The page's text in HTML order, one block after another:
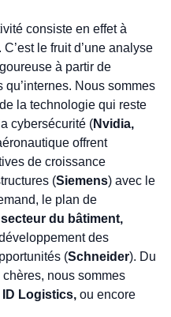
consiste en effet à
le fruit d’une analyse
à partir de
Nous sommes
la technologie qui reste
cybersécurité (Nvidia,
offrent
de croissance
(Siemens) avec le
le plan de
secteur du bâtiment,
des
(Schneider). Du
nous sommes
ID Logistics, ou encore